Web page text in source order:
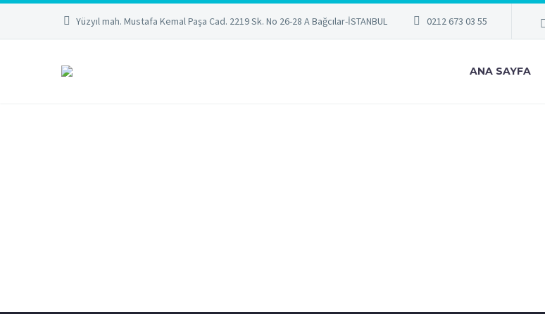
Yüzyıl mah. Mustafa Kemal Paşa Cad. 2219 Sk. No 26-28 A Bağcılar-İSTANBUL 0212 673 03 55
ANA SAYFA